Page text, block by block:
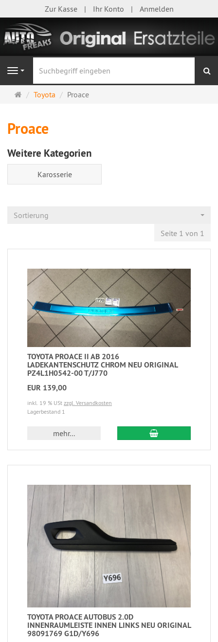
Zur Kasse Ihr Konto Anmelden
Navigation
Startseite
Toyota Proace
Proace
Weitere Kategorien
Karosserie
Sortierung
Seite 1 von 1
TOYOTA PROACE II AB 2016
LADEKANTENSCHUTZ CHROM NEU ORIGINAL
PZ4L1H0542-00 T/J770
EUR 139,00
inkl. 19 % USt zzgl. Versandkosten
Lagerbestand 1
mehr...
TOYOTA PROACE AUTOBUS 2.0D
INNENRAUMLEISTE INNEN LINKS NEU ORIGINAL
98091769 G1D/Y696